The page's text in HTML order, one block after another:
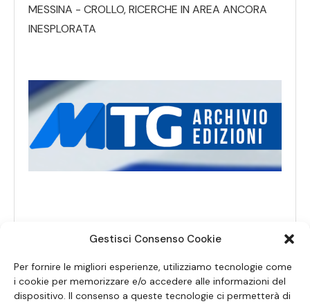
Gestisci Consenso Cookie
Per fornire le migliori esperienze, utilizziamo tecnologie come
i cookie per memorizzare e/o accedere alle informazioni del
dispositivo. Il consenso a queste tecnologie ci permetterà di
MESSINA - CROLLO, RICERCHE IN AREA ANCORA
INESPLORATA